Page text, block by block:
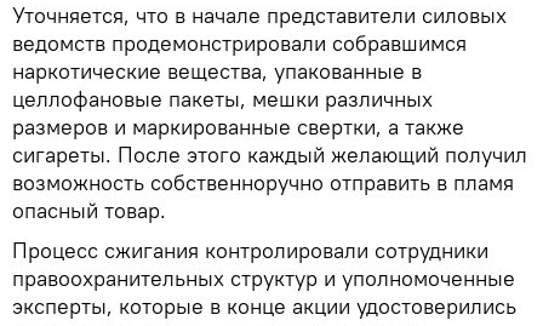
Уточняется, что в начале представители силовых
ведомств продемонстрировали собравшимся
наркотические вещества, упакованные в
целлофановые пакеты, мешки различных
размеров и маркированные свертки, а также
сигареты. После этого каждый желающий получил
возможность собственноручно отправить в пламя
опасный товар.
Процесс сжигания контролировали сотрудники
правоохранительных структур и уполномоченные
эксперты, которые в конце акции удостоверились